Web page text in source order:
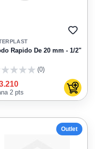
carrito
Rapido De 20 mm - 1/2"
(0)
2 pts
Outlet